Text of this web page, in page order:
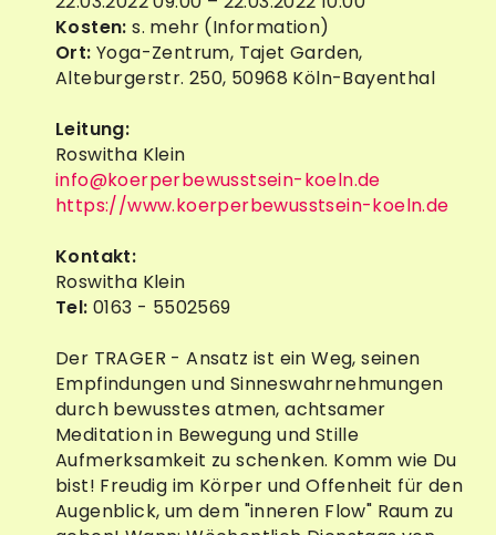
Kosten: s. mehr (Information)
Ort: Yoga-Zentrum, Tajet Garden,
Alteburgerstr. 250, 50968 Köln-Bayenthal
Leitung:
Roswitha Klein
info@koerperbewusstsein-koeln.de
https://www.koerperbewusstsein-koeln.de
Kontakt:
Roswitha Klein
Tel: 0163 - 5502569
Der TRAGER - Ansatz ist ein Weg, seinen
Empfindungen und Sinneswahrnehmungen
durch bewusstes atmen, achtsamer
Meditation in Bewegung und Stille
Aufmerksamkeit zu schenken. Komm wie Du
bist! Freudig im Körper und Offenheit für den
Augenblick, um dem "inneren Flow" Raum zu